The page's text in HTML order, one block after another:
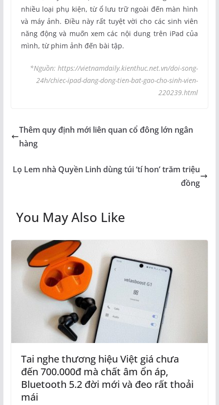
nhiều loại phụ kiện, từ ổ lưu trữ ngoài đến màn hình
và máy ảnh. Điều này rất tuyệt vời cho các sinh viên
năng động và muốn xem các nội dung trên iPad của
mình, từ phim ảnh đến bài tập.
*Nguồn: https://vietnamdaily.kienthuc.net.vn/doi-song-
24h/chiec-ipad-dang-dong-tien-bat-gao-cho-sinh-vien-
220239.html
Thêm quy định mới liên quan cổ đông lớn ngân
hàng
Lọ Lem nhà Quyền Linh dùng túi ‘tí hon’ trăm triệu
đồng
You May Also Like
Tai nghe thương hiệu Việt giá chưa
đến 700.000đ mà chất âm ổn áp,
Bluetooth 5.2 đời mới và đeo rất thoải
mái